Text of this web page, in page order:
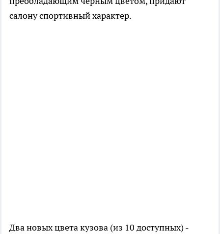
салону спортивный характер.
Два новых цвета кузова (из 10 доступных) -